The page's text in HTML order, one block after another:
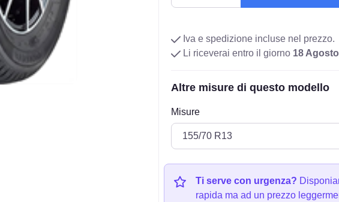
Iva e spedizione incluse nel prezzo.
Li riceverai entro il giorno 18 Agosto
Altre misure di questo modello
Misure
Ti serve con urgenza?
rapida ma ad un prezzo